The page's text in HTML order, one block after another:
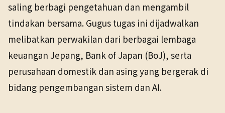
saling berbagi pengetahuan dan mengambil
tindakan bersama. Gugus tugas ini dijadwalkan
melibatkan perwakilan dari berbagai lembaga
keuangan Jepang, Bank of Japan (BoJ), serta
perusahaan domestik dan asing yang bergerak di
bidang pengembangan sistem dan AI.